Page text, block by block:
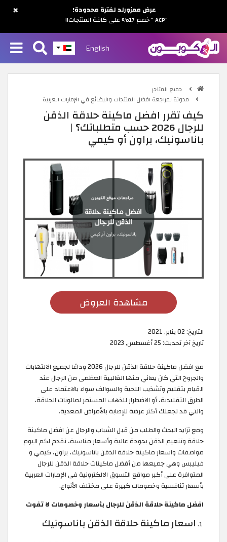
English
جميع المتاجر
مدونة لمراجعة افضل المنتجات والبضائع في الإمارات العربية
كيف تقرر افضل ماكينة حلاقة الذقن
للرجال 2026 حسب متطلباتك؟ |
باناسونيك، براون أو كيمي
مشاهدة العروض
التاريخ:02 يناير, 2021
تاريخ آخر تحديث:25 أغسطس, 2023
مع افضل ماكينة حلاقة الذقن للرجال 2026 وداعًا لجميع الالتهابات
والجروح التي كان يعاني منها الغالبية العظمى من الرجال عند
القيام بتقليم وتشذيب اللحية والسوالف سواء بالاعتماد على
الطرق التقليدية، أو الاضطرار للذهاب المستمر لصالونات الحلاقة،
والتي قد تجعلك أكثر عرضة للإصابة بالأمراض المعدية.
ومع تزايد البحث والطلب من قبل الشباب والرجال عن افضل ماكينة
حلاقة وتنعيم الذقن بجودة عالية وأسعار مناسبة، نقدم لكم اليوم
مواصفات واسعار ماكينة حلاقة الذقن باناسونيك، براون، كيمي و
فيليبس وهي جميعها من أفضل ماكينات حلاقة الذقن للرجال
المتوافرة على أكبر مواقع التسوق الالكترونية في الإمارات العربية
بأسعار تنافسية وخصومات كبيرة على مختلف الأنواع.
افضل ماكينة حلاقة الذقن للرجال بأسعار وخصومات لا تفوت
اسعار ماكينة حلاقة الذقن باناسونيك
×
عرض ممزورلد لفترة محدودة!
"ACP " خصم 17% على كافة المنتجات!!